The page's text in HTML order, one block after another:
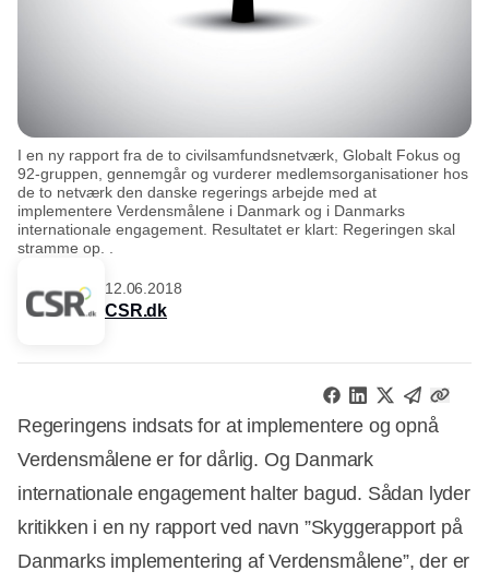
I en ny rapport fra de to civilsamfundsnetværk, Globalt Fokus og
92-gruppen, gennemgår og vurderer medlemsorganisationer hos
de to netværk den danske regerings arbejde med at
implementere Verdensmålene i Danmark og i Danmarks
internationale engagement. Resultatet er klart: Regeringen skal
stramme op. .
12.06.2018
CSR.dk
Regeringens indsats for at implementere og opnå
Verdensmålene er for dårlig. Og Danmark
internationale engagement halter bagud. Sådan lyder
kritikken i en ny rapport ved navn ”Skyggerapport på
Danmarks implementering af Verdensmålene”, der er